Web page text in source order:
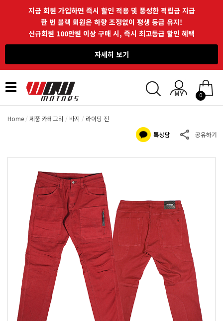
지금 회원 가입하면 즉시 할인 적용 및 풍성한 적립금 지급
한 번 블랙 회원은 하향 조정없이 평생 등급 유지!
신규회원 100만원 이상 구매 시, 즉시 최고등급 할인 혜택
자세히 보기
Toggle
navigation
0
Home 제품 카테고리 바지 라이딩 진